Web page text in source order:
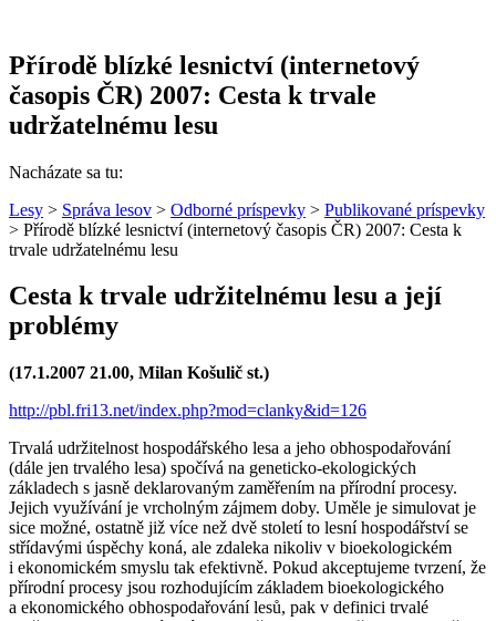
Přírodě blízké lesnictví (internetový
časopis ČR) 2007: Cesta k trvale
udržatelnému lesu
Nacházate sa tu:
Lesy > Správa lesov > Odborné príspevky > Publikované príspevky
> Přírodě blízké lesnictví (internetový časopis ČR) 2007: Cesta k
trvale udržatelnému lesu
Cesta k trvale udržitelnému lesu a její
problémy
(17.1.2007 21.00, Milan Košulič st.)
http://pbl.fri13.net/index.php?mod=clanky&id=126
Trvalá udržitelnost hospodářského lesa a jeho obhospodařování
(dále jen trvalého lesa) spočívá na geneticko­‑ekologických
základech s jasně deklarovaným zaměřením na přírodní procesy.
Jejich využívání je vrcholným zájmem doby. Uměle je simulovat je
sice možné, ostatně již více než dvě století to lesní hospodářství se
střídavými úspěchy koná, ale zdaleka nikoliv v bioekologickém
i ekonomickém smyslu tak efektivně. Pokud akceptujeme tvrzení, že
přírodní procesy jsou rozhodujícím základem bioekologického
a ekonomického obhospodařování lesů, pak v definici trvalé